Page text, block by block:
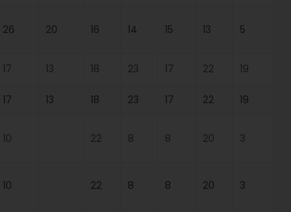
26 20 16 14 15 13 5
17 13 18 23 17 22 19
17 13 18 23 17 22 19
10 22 8 8 20 3
10 22 8 8 20 3